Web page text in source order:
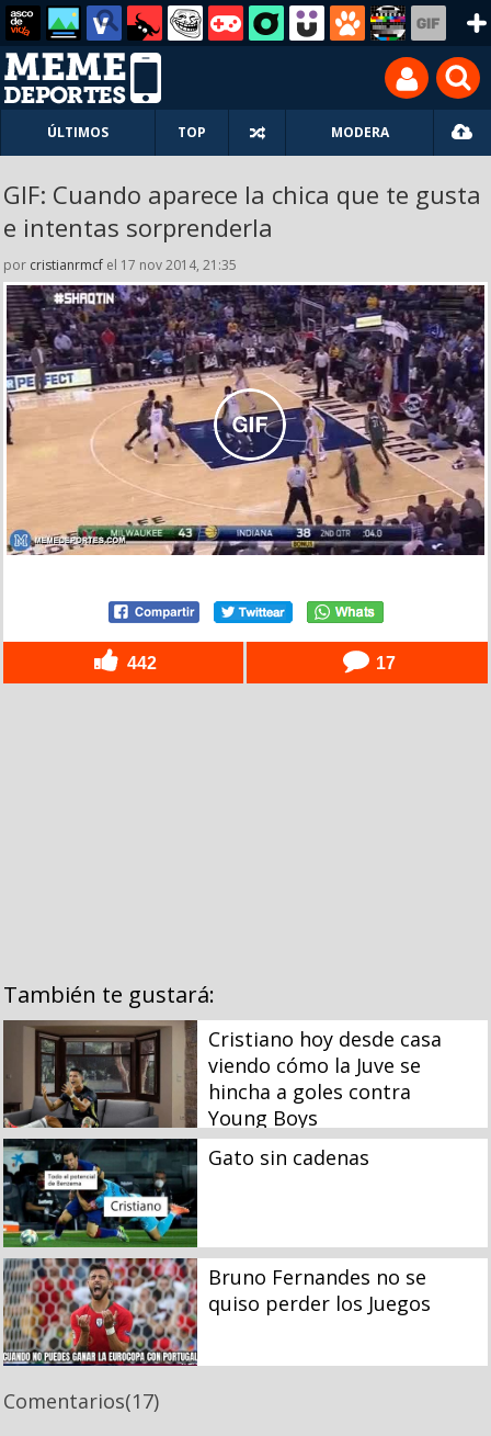
ÚLTIMOS TOP MODERA
GIF: Cuando aparece la chica que te gusta
e intentas sorprenderla
por cristianrmcf el 17 nov 2014, 21:35
442 17
También te gustará:
Cristiano hoy desde casa
viendo cómo la Juve se
hincha a goles contra
Young Boys
Gato sin cadenas
Bruno Fernandes no se
quiso perder los Juegos
Comentarios(17)